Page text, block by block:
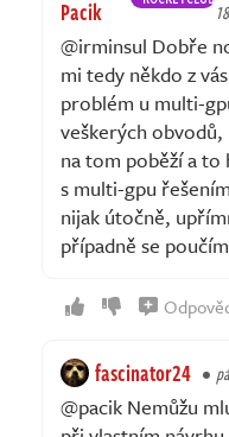
Pacik
@irminsul Dobře
mi tedy někdo z
problém u multi-
veškerých
na tom poběží a to
s multi-gpu
nijak útočně,
případně se
fascinator24
@pacik Nemůžu